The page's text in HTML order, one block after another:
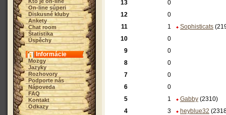
On-line súperi
Diskusné kluby
Ankety
Chat room
Štatistika
Úspěchy
Informácie
Mozgy
Jazyky
Rozhovory
Podporte nás
Nápoveda
FAQ
Kontakt
Odkazy
13
0
12
0
11
1 Sophisticats
10
0
9
0
8
0
7
0
6
0
5
1 Gabby (2310)
4
3 heyblue32